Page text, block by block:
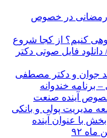
رمضانی در خصوص
کنیم؟ از کجا شروع
فایل صوتی دکتر
جوان و دکتر مصطفی
خندوانه
خصوص آینده صنعت
مدیریت پولی و بانکی
با عنوان آینده